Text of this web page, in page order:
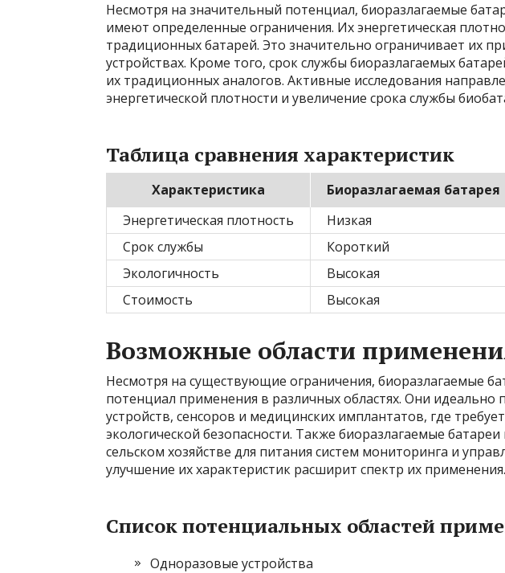
Несмотря на значительный потенциал, биоразлагаемые
имеют определенные ограничения. Их энергетическая
традиционных батарей. Это значительно ограничивает их
устройствах. Кроме того, срок службы биоразлагаемых
их традиционных аналогов. Активные исследования
энергетической плотности и увеличение срока службы
Таблица сравнения характеристик
Характеристика Биоразлагаемая батарея
Энергетическая плотность
Низкая
Срок службы
Короткий
Экологичность
Высокая
Стоимость
Высокая
Возможные области
Несмотря на существующие ограничения, биоразлагаемые
потенциал применения в различных областях. Они идеально
устройств, сенсоров и медицинских имплантатов, где
экологической безопасности. Также биоразлагаемые
сельском хозяйстве для питания систем мониторинга и
улучшение их характеристик расширит спектр их применения.
Список потенциальных областей
Одноразовые устройства